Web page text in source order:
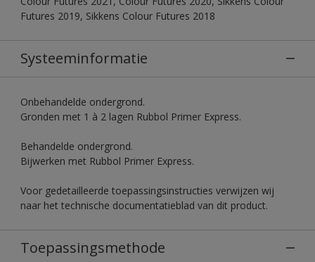
Futures 2019, Sikkens Colour Futures 2018
Systeeminformatie
Onbehandelde ondergrond.
Gronden met 1 à 2 lagen Rubbol Primer Express.
Behandelde ondergrond.
Bijwerken met Rubbol Primer Express.
Voor gedetailleerde toepassingsinstructies verwijzen wij
naar het technische documentatieblad van dit product.
Toepassingsmethode